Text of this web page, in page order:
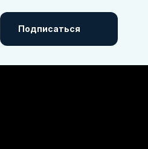
Подписаться